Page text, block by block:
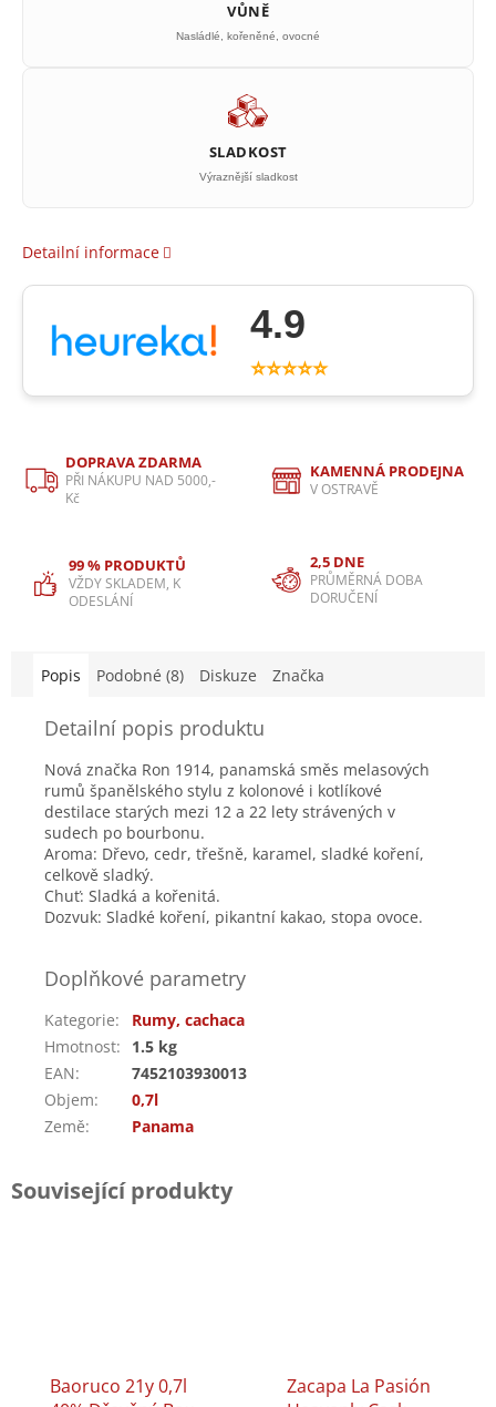
VŮNĚ
Nasládlé, kořeněné, ovocné
SLADKOST
Výraznější sladkost
Detailní informace
4.9
⭐⭐⭐⭐⭐
DOPRAVA ZDARMA
PŘI NÁKUPU NAD 5000,-
Kč
KAMENNÁ PRODEJNA
V OSTRAVĚ
99 % PRODUKTŮ
VŽDY SKLADEM, K
ODESLÁNÍ
2,5 DNE
PRŮMĚRNÁ DOBA
DORUČENÍ
Popis Podobné (8) Diskuze Značka
Detailní popis produktu
Nová značka Ron 1914, panamská směs melasových
rumů španělského stylu z kolonové i kotlíkové
destilace starých mezi 12 a 22 lety strávených v
sudech po bourbonu.
Aroma: Dřevo, cedr, třešně, karamel, sladké koření,
celkově sladký.
Chuť: Sladká a kořenitá.
Dozvuk: Sladké koření, pikantní kakao, stopa ovoce.
Doplňkové parametry
Kategorie:
Rumy, cachaca
Hmotnost:
1.5 kg
EAN:
7452103930013
Objem:
0,7l
Země: Panama
Související produkty
Baoruco 21y 0,7l
Zacapa La Pasión